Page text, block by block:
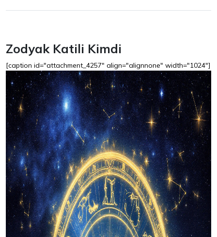
Zodyak Katili Kimdi
[caption id="attachment_4257" align="alignnone" width="1024"]